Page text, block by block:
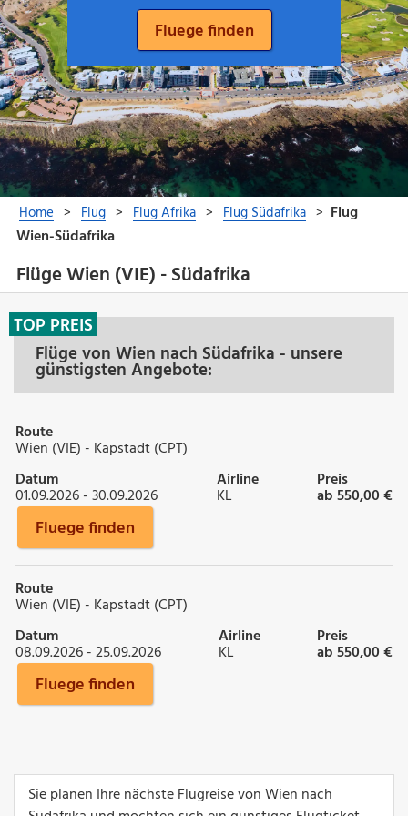
Flüge Wien (VIE) - Südafrika
Flüge von Wien nach Südafrika - unsere
günstigsten Angebote:
TOP PREIS
Route
Wien (VIE) - Kapstadt (CPT)
Datum
01.09.2026 - 30.09.2026
Airline
KL
Preis
ab 550,00 €
Fluege finden
Route
Wien (VIE) - Kapstadt (CPT)
Datum
08.09.2026 - 25.09.2026
Airline
KL
Preis
ab 550,00 €
Fluege finden
Sie planen Ihre nächste Flugreise von Wien nach